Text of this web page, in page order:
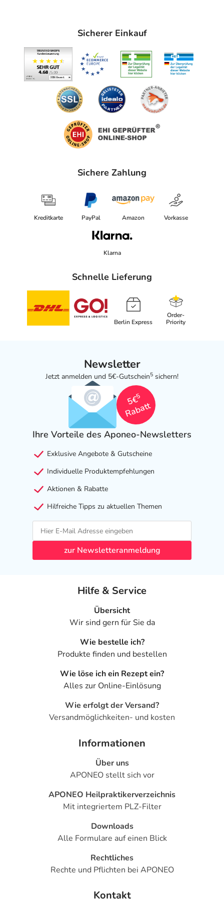
Sicherer Einkauf
Sichere Zahlung
Kreditkarte PayPal Amazon Vorkasse
Klarna
Schnelle Lieferung
Berlin Express
Order-
Priority
Newsletter
Jetzt anmelden und 5€-Gutschein5 sichern!
5€
5
Rabatt
Ihre Vorteile des Aponeo-Newsletters
Exklusive Angebote & Gutscheine
Individuelle Produktempfehlungen
Aktionen & Rabatte
Hilfreiche Tipps zu aktuellen Themen
zur Newsletteranmeldung
Hilfe & Service
Übersicht
Wir sind gern für Sie da
Wie bestelle ich?
Produkte finden und bestellen
Wie löse ich ein Rezept ein?
Alles zur Online-Einlösung
Wie erfolgt der Versand?
Versandmöglichkeiten- und kosten
Informationen
Über uns
APONEO stellt sich vor
APONEO Heilpraktikerverzeichnis
Mit integriertem PLZ-Filter
Downloads
Alle Formulare auf einen Blick
Rechtliches
Rechte und Pflichten bei APONEO
Kontakt